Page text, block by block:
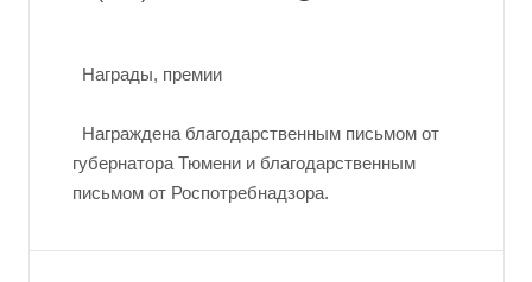
Награды, премии
Награждена благодарственным письмом от
губернатора Тюмени и благодарственным
письмом от Роспотребнадзора.